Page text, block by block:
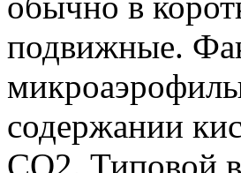
подвижные.
содержании
CO2. Типовой